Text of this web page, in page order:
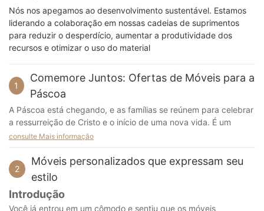
Nós nos apegamos ao desenvolvimento sustentável. Estamos
liderando a colaboração em nossas cadeias de suprimentos
para reduzir o desperdício, aumentar a produtividade dos
recursos e otimizar o uso do material
1
Comemore Juntos: Ofertas de Móveis para a
Páscoa
A Páscoa está chegando, e as famílias se reúnem para celebrar
a ressurreição de Cristo e o início de uma nova vida. É um
momento de alegria e união. Em um dia tão quente, a escolha
móveis é ideal para suas reuniões familiares.
Grandes sofás secionais são a peça central das reuniões
familiares. Nossa equipe pensou muito no design deste sofá.
consulte Mais informação
2
Móveis personalizados que expressam seu
estilo
Introdução
Você já entrou em um cômodo e sentiu que os móveis